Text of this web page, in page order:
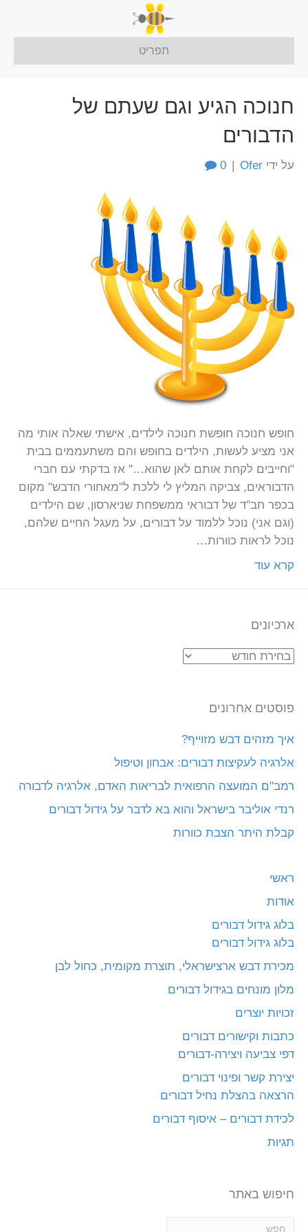
תפריט
חנוכה הגיע וגם שעתם של
הדבורים
על ידי Ofer
0
חופש חנוכה חופשת חנוכה לילדים, אישתי שאלה אותי מה
אני מציע לעשות, הילדים בחופש והם משתעממים בבית
"וחייבים לקחת אותם לאן שהוא…" אז בדקתי עם חברי
הדבוראים, צביקה המליץ לי ללכת ל"מאחורי הדבש" מקום
בכפר חב"ד של דבוראי ממשפחת שניארסון, שם הילדים
(וגם אני) נוכל ללמוד על דבורים, על מעגל החיים שלהם,
נוכל לראות כוורות…
קרא עוד
ארכיונים
ארכיונים
פוסטים אחרונים
איך מזהים דבש מזוייף?
אלרגיה לעקיצות דבורים: אבחון וטיפול
רמב"ם המועצה הרפואית לבריאות האדם, אלרגיה לדבורה
רנדי אוליבר בישראל והוא בא לדבר על גידול דבורים
קבלת היתר הצבת כוורות
ראשי
אודות
בלוג גידול דבורים
בלוג גידול דבורים
מכירת דבש ארצישראלי, תוצרת מקומית, כחול לבן
מלון מונחים בגידול דבורים
זכויות יוצרים
כתבות וקישורים דבורים
דפי צביעה ויצירה-דבורים
יצירת קשר ופינוי דבורים
הרצאה בהצלת נחיל דבורים
לכידת דבורים – איסוף דבורים
תגיות
חיפוש באתר